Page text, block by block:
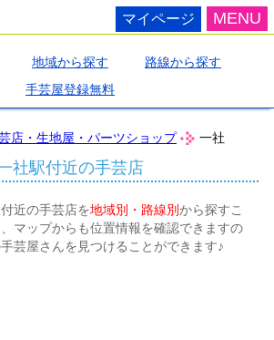
MENU
マイページ
地域から探す
路線から探す
手芸屋登録無料
店・生地屋・パーツショップ 一社
社駅付近の手芸店
近の手芸店を地域別・路線別から探すこ
マップからも位置情報を確認できますの
芸屋さんを見つけることができます♪